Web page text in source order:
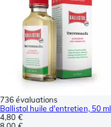
736 évaluations
Ballistol huile d'entretien, 50 ml
4,80 €